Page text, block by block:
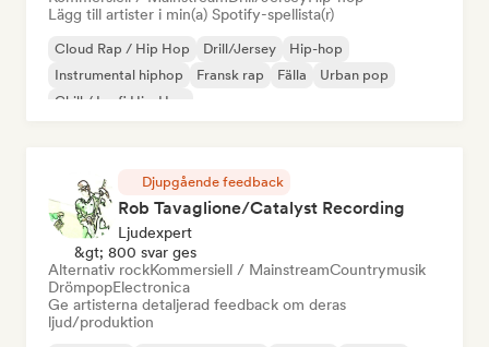
Lägg till artister i min(a) Spotify-spellista(r)
Cloud Rap / Hip Hop Drill/Jersey
Hip-hop
Instrumental hiphop
Fransk rap Fälla
Urban pop
Chill / Lo-fi Hip-Hop
Djupgående feedback
Rob Tavaglione/Catalyst Recording
Ljudexpert
&gt; 800 svar ges
Alternativ rockKommersiell / MainstreamCountrymusik
DrömpopElectronica
Ge artisterna detaljerad feedback om deras
ljud/produktion